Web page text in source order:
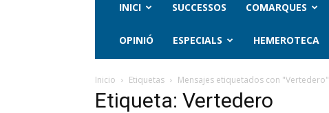
INICI SUCCESSOS COMARQUES
OPINIÓ ESPECIALS HEMEROTECA
Inicio Etiquetas Mensajes etiquetados con "Vertedero"
Etiqueta: Vertedero